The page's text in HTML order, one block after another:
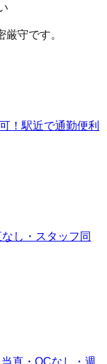
守です。
！駅近で通勤便利
し・スタッフ同
直・OCなし・週